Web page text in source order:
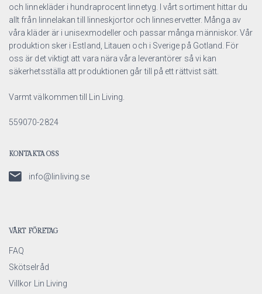
och linnekläder i hundraprocent linnetyg. I vårt sortiment hittar du
allt från linnelakan till linneskjortor och linneservetter. Många av
våra kläder är i unisexmodeller och passar många människor. Vår
produktion sker i Estland, Litauen och i Sverige på Gotland. För
oss är det viktigt att vara nära våra leverantörer så vi kan
säkerhetsställa att produktionen går till på ett rättvist sätt.
Varmt välkommen till Lin Living.
559070-2824
KONTAKTA OSS
info@linliving.se
VÅRT FÖRETAG
FAQ
Skötselråd
Villkor Lin Living